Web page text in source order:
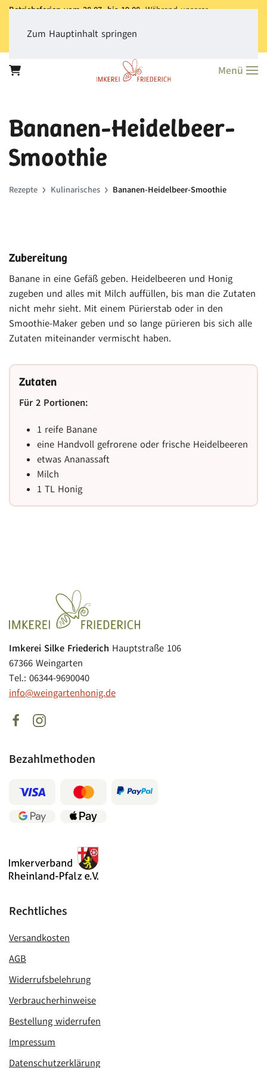
Betriebsferien vom 28.07. bis 19.08.Während unserer
dass derVersand aller Bestellungen erst ab dem 20.08.
Vielen Dank für Ihr Verständnis!
Zum Hauptinhalt springen
Menü
Bananen-Heidelbeer-
Smoothie
Rezepte Kulinarisches Bananen-Heidelbeer-Smoothie
Zubereitung
Banane in eine Gefäß geben. Heidelbeeren und Honig
zugeben und alles mit Milch auffüllen, bis man die Zutaten
nicht mehr sieht. Mit einem Pürierstab oder in den
Smoothie-Maker geben und so lange pürieren bis sich alle
Zutaten miteinander vermischt haben.
Zutaten
Für 2 Portionen:
1 reife Banane
eine Handvoll gefrorene oder frische Heidelbeeren
etwas Ananassaft
Milch
1 TL Honig
Imkerei Silke Friederich Hauptstraße 106
67366 Weingarten
Tel.: 06344-9690040
info@weingartenhonig.de
Bezahlmethoden
Rechtliches
Versandkosten
AGB
Widerrufsbelehrung
Verbraucherhinweise
Bestellung widerrufen
Impressum
Datenschutzerklärung